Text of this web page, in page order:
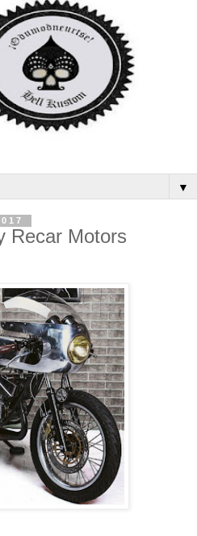
▼
Recar Motors